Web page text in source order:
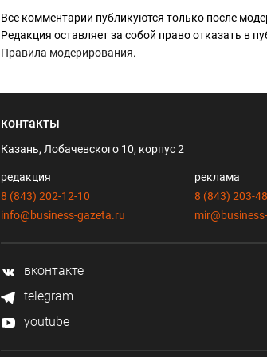
Все комментарии публикуются только после
Редакция оставляет за собой право отказать в
Правила модерирования.
контакты
Казань, Лобачевского 10, корпус 2
редакция
8 (843) 202-12-10
info@business-gazeta.ru
реклама
8 (843) 203-
вконтакте
telegram
youtube